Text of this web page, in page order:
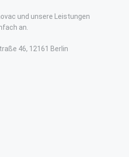
und unsere Leistungen
an.
46, 12161 Berlin